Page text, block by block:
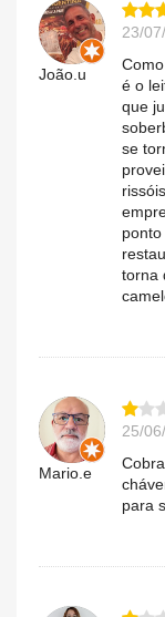
João.u
23/
é o
que
se
torna
Mario.e
25/
para